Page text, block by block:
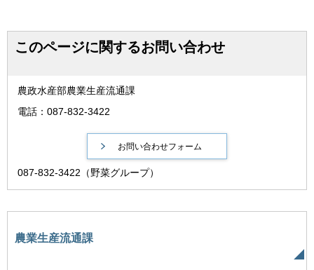
このページに関するお問い合わせ
農政水産部農業生産流通課
電話：087-832-3422
087-832-3422（野菜グループ）
農業生産流通課